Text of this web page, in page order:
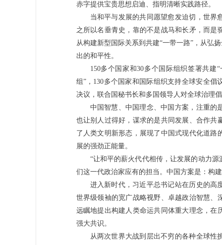
赤字提供宝贵思想启迪、指明清晰实践路径。
当和平与发展的共同愿望愈发迫切，世界
之所以名垂青史，靠的不是战马和长矛，而
从构建新型国际关系到共建“一带一路”，从弘
出的和平性。
150多个国家和30多个国际组织签署共建
组”，130多个国家和国际组织支持全球安全
决议，联合国秘书长和多国领导人对全球治理
中国智慧、中国理念、中国方案，注重的
也让别人过得好，谋求的是共同发展、合作
了人类文明新形态，展现了中国式现代化道
展的强劲正能量。
“让和平的薪火代代相传，让发展的动力
们这一代政治家应有的担当。中国方案是：构
进入新时代，习近平总书记站在历史的高
世界级领袖的宽广战略视野、卓越政治智慧
远瞩地提出构建人类命运共同体重大理念，
强大共识。
从两次世界大战到层出不穷的各种全球性